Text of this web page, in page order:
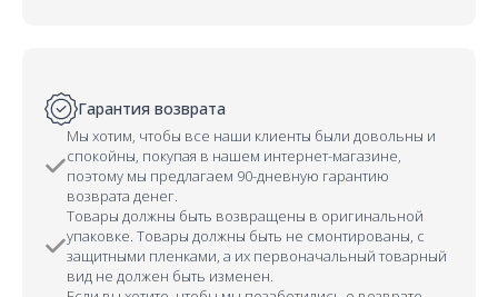
Гарантия возврата
Мы хотим, чтобы все наши клиенты были довольны и
спокойны, покупая в нашем интернет-магазине,
поэтому мы предлагаем 90-дневную гарантию
возврата денег.
Товары должны быть возвращены в оригинальной
упаковке. Товары должны быть не смонтированы, с
защитными пленками, а их первоначальный товарный
вид не должен быть изменен.